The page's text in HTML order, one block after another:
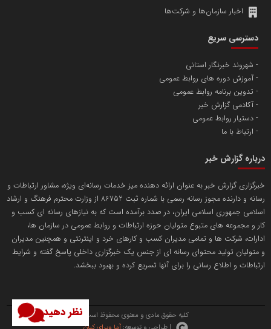
نظر دهید
پایگاه اطلاع رسانی اعتلای نهادهای مردمی
پایگاه اطلاع رسانی دریا و نفت
تامین آهن اسفنجی تولیدکنندگان فولاد در کشور
تریبون
انتشار گسترده محتوا در رسانه گزارش خبر
مسعودصادقی
محمدعلی کرمعلی
اخبار سازمان‌ها و شرکت‌ها
دسترسی سریع
شهروند خبرنگار استانی
آموزش دوره های روابط عمومی
تدوین برنامه روابط عمومی
آکادمی گزارش خبر
دستیار روابط عمومی
ارتباط با ما
درباره گزارش خبر
خبرگزاری گزارش خبر به عنوان ارائه دهنده میز خدمات رسانه‌ای ویژه، مشاور ارتباطات و
رسانه و دارنده مجوز رسانه رسمی با شماره ثبت 86752 از وزارت محترم فرهنگ و ارشاد
اسلامی جمهوری اسلامی ایران، در صدد برآمده است که به نیازهای رسانه ای کسب و
کار و مجموعه های متبوع متولیان حوزه ارتباطات و روابط عمومی در سازمان ها،
ادارات، شرکت ها و تمامی مدیران کسب و کارهای خرد و اینترنتی و همچنین مدیران
و متولیان تولید محتوای رسانه ای از جنس یک خبرگزاری داخلی پاسخ گفته و شرایط
ارتباطات و اطلاع رسانی را برای آنها تسریع کرده و بهبود ببخشد.
کلیه حقوق مادی و معنوی محفوظ است.